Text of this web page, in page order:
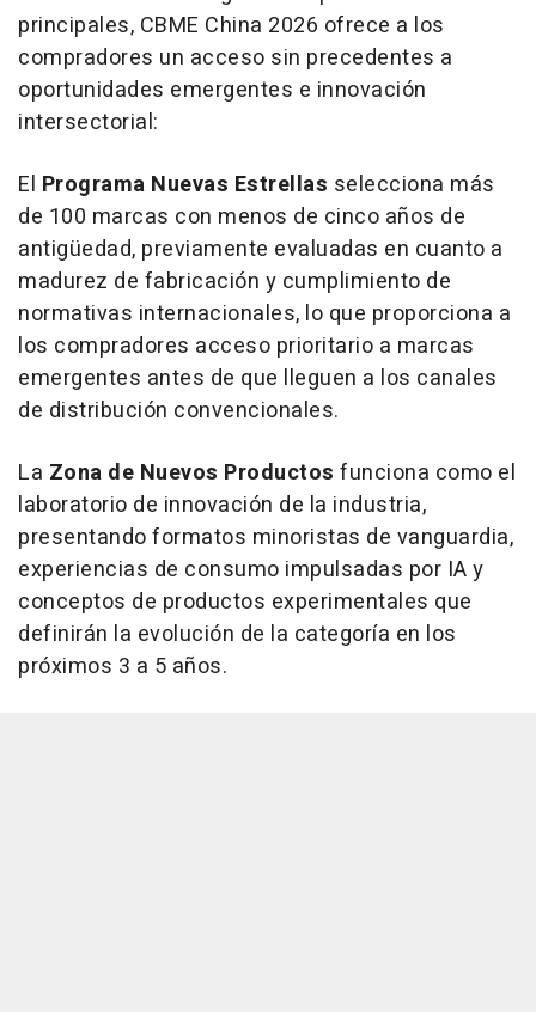
principales, CBME China 2026 ofrece a los
compradores un acceso sin precedentes a
oportunidades emergentes e innovación
intersectorial:
El Programa Nuevas Estrellas selecciona más
de 100 marcas con menos de cinco años de
antigüedad, previamente evaluadas en cuanto a
madurez de fabricación y cumplimiento de
normativas internacionales, lo que proporciona a
los compradores acceso prioritario a marcas
emergentes antes de que lleguen a los canales
de distribución convencionales.
La Zona de Nuevos Productos funciona como el
laboratorio de innovación de la industria,
presentando formatos minoristas de vanguardia,
experiencias de consumo impulsadas por IA y
conceptos de productos experimentales que
definirán la evolución de la categoría en los
próximos 3 a 5 años.